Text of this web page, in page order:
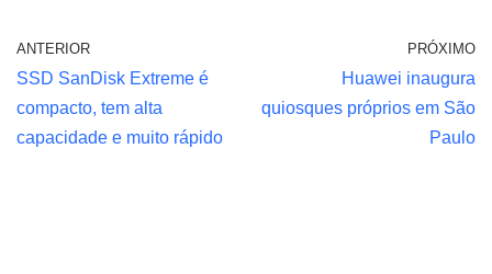
ANTERIOR
SSD SanDisk Extreme é
compacto, tem alta
capacidade e muito rápido
PRÓXIMO
Huawei inaugura
quiosques próprios em São
Paulo